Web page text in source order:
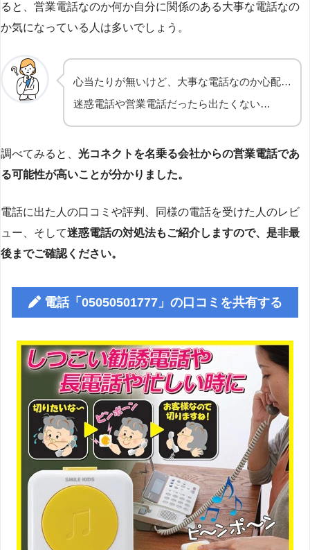
ると、営業電話なのか何か自分に関係のある大事な電話なの
か気になっている人は多いでしょう。
心当たりが無いけど、大事な電話なのか心配…
迷惑電話や営業電話だったら出たくない…
調べてみると、 光コネクトを名乗る会社からの営業電話であ
る可能性が高いことが分かりました。
電話に出た人の口コミや評判、同様の電話を受けた人のレビ
ュー、そして迷惑電話の対処法もご紹介しますので、是非最
後までご確認ください。
電話「05050501777」の口コミを共有する